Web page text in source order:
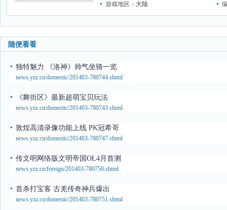
游戏地区： 大陆
随便看看
独特魅力 《洛神》帅气坐骑一览
news.yzz.cn/domestic/201403-780744.shtml
《舞街区》最新超萌宝贝玩法
news.yzz.cn/domestic/201403-780743.shtml
敦煌高清录像功能上线 PK冠希哥
news.yzz.cn/domestic/201403-780747.shtml
传文明网络版文明帝国OL4月首测
news.yzz.cn/foreign/201403-780750.shtml
首杀打宝客 古羌传奇神兵爆出
news.yzz.cn/domestic/201403-780751.shtml